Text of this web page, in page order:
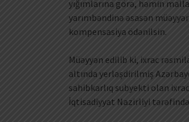
yığımlarına görə, həmin
yarımbəndinə əsasən
kompensasiya ödənilsin.
Müəyyən edilib ki, ixrac
altında yerləşdirilmiş
sahibkarlıq subyekti olan
İqtisadiyyat Nazirliyi